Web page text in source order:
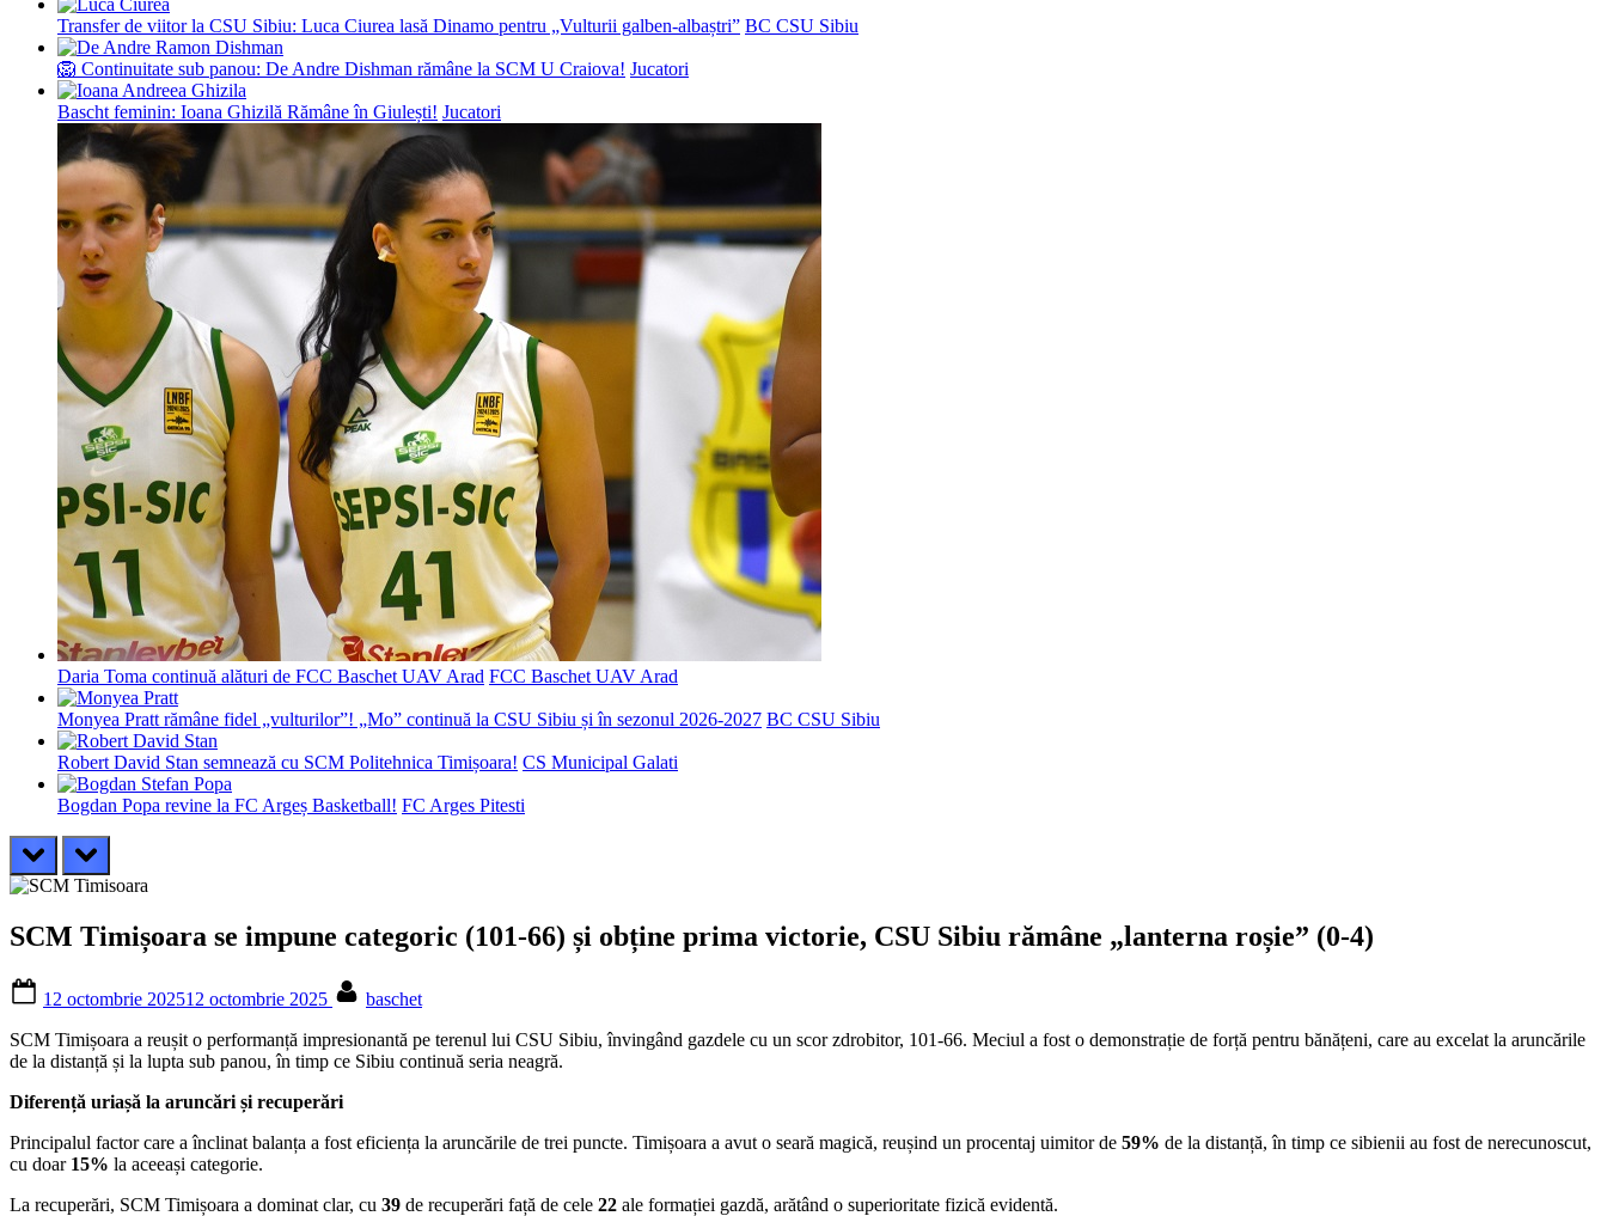
Transfer de viitor la CSU Sibiu: Luca Ciurea lasă Dinamo pentru „Vulturii galben-albaștri” BC CSU Sibiu
🦁 Continuitate sub panou: De Andre Dishman rămâne la SCM U Craiova! Jucatori
Bascht feminin: Ioana Ghizilă Rămâne în Giulești! Jucatori
Daria Toma continuă alături de FCC Baschet UAV Arad FCC Baschet UAV Arad
Monyea Pratt rămâne fidel „vulturilor”! „Mo” continuă la CSU Sibiu și în sezonul 2026-2027 BC CSU Sibiu
Robert David Stan semnează cu SCM Politehnica Timișoara! CS Municipal Galati
Bogdan Popa revine la FC Argeș Basketball! FC Arges Pitesti
prev next
SCM Timișoara se impune categoric (101-66) și obține prima victorie, CSU Sibiu rămâne „lanterna roșie” (0-4)
on
12 octombrie 202512 octombrie 2025
baschet
SCM Timișoara a reușit o performanță impresionantă pe terenul lui CSU Sibiu, învingând gazdele cu un scor zdrobitor, 101-66. Meciul a fost o demonstrație de forță pentru bănățeni, care au excelat la aruncările
de la distanță și la lupta sub panou, în timp ce Sibiu continuă seria neagră.
Diferență uriașă la aruncări și recuperări
Principalul factor care a înclinat balanța a fost eficiența la aruncările de trei puncte. Timișoara a avut o seară magică, reușind un procentaj uimitor de 59% de la distanță, în timp ce sibienii au fost de nerecunoscut,
cu doar 15% la aceeași categorie.
La recuperări, SCM Timișoara a dominat clar, cu 39 de recuperări față de cele 22 ale formației gazdă, arătând o superioritate fizică evidentă.